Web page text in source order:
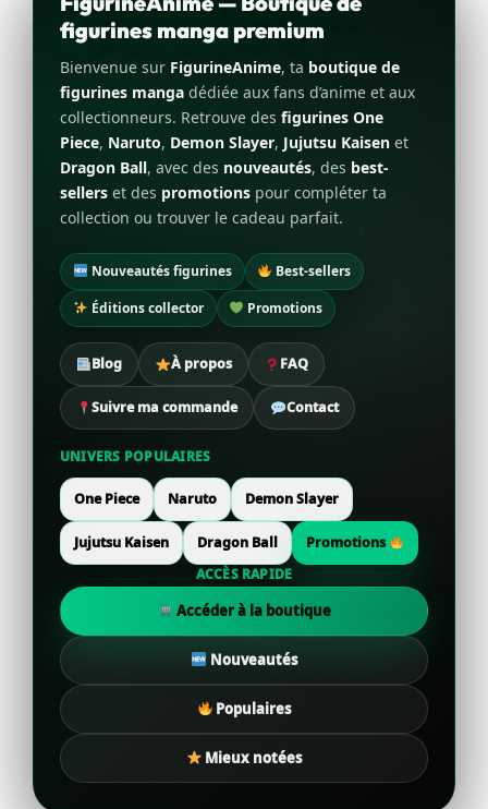
figurines manga premium
Bienvenue sur FigurineAnime, ta boutique de
figurines manga dédiée aux fans d’anime et aux
collectionneurs. Retrouve des figurines One
Piece, Naruto, Demon Slayer, Jujutsu Kaisen et
Dragon Ball, avec des nouveautés, des best-
sellers et des promotions pour compléter ta
collection ou trouver le cadeau parfait.
Nouveautés figurines
Best-sellers
Éditions collector
Promotions
Blog À propos FAQ
Suivre ma commande Contact
UNIVERS POPULAIRES
One Piece Naruto Demon Slayer
Jujutsu Kaisen Dragon Ball
Promotions
ACCÈS RAPIDE
Accéder à la boutique
Nouveautés
Populaires
Mieux notées